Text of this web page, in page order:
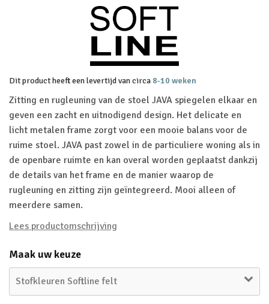
Dit product heeft een levertijd van circa 8-10 weken
Zitting en rugleuning van de stoel JAVA spiegelen elkaar en
geven een zacht en uitnodigend design. Het delicate en
licht metalen frame zorgt voor een mooie balans voor de
ruime stoel. JAVA past zowel in de particuliere woning als in
de openbare ruimte en kan overal worden geplaatst dankzij
de details van het frame en de manier waarop de
rugleuning en zitting zijn geïntegreerd. Mooi alleen of
meerdere samen.
Lees productomschrijving
Maak uw keuze
Stofkleuren Softline felt